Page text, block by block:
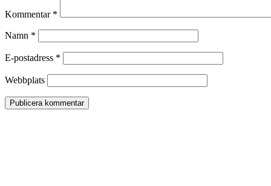
Kommentar *
Namn *
E-postadress *
Webbplats